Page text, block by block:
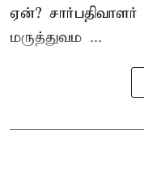
ஏன்?
மருத்துவம ...